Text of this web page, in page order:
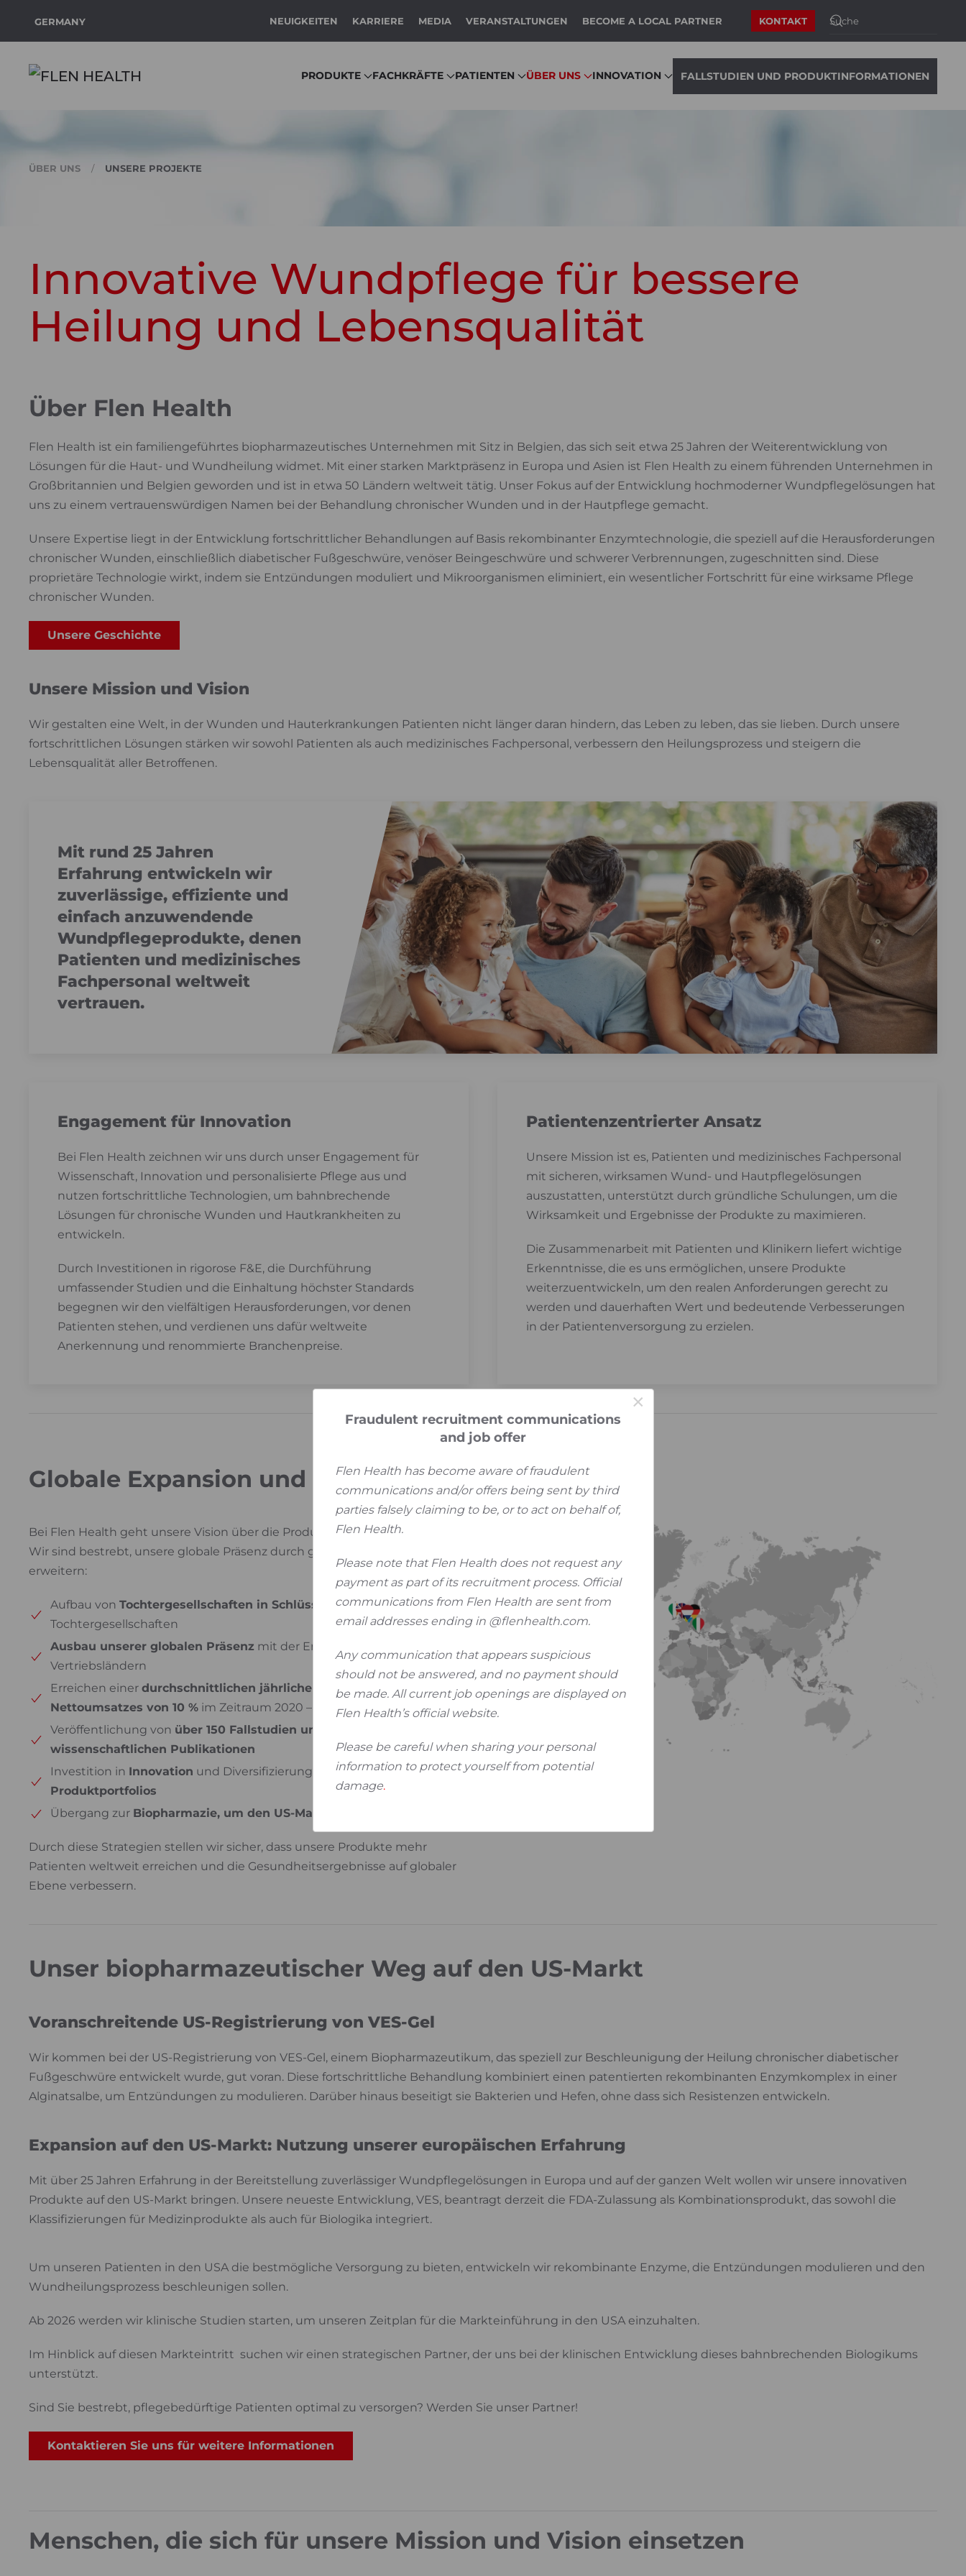
GERMANY NEUIGKEITEN KARRIERE MEDIA VERANSTALTUNGEN BECOME A LOCAL PARTNER KONTAKT
PRODUKTE FACHKRÄFTE PATIENTEN ÜBER UNS INNOVATION FALLSTUDIEN UND PRODUKTINFORMATIONEN
ÜBER UNS UNSERE PROJEKTE
Innovative Wundpflege für bessere
Heilung und Lebensqualität
Über Flen Health
Flen Health ist ein familiengeführtes biopharmazeutisches Unternehmen mit Sitz in Belgien, das sich seit etwa 25 Jahren der Weiterentwicklung von
Lösungen für die Haut- und Wundheilung widmet. Mit einer starken Marktpräsenz in Europa und Asien ist Flen Health zu einem führenden Unternehmen in
Großbritannien und Belgien geworden und ist in etwa 50 Ländern weltweit tätig. Unser Fokus auf der Entwicklung hochmoderner Wundpflegelösungen hat
uns zu einem vertrauenswürdigen Namen bei der Behandlung chronischer Wunden und in der Hautpflege gemacht.
Unsere Expertise liegt in der Entwicklung fortschrittlicher Behandlungen auf Basis rekombinanter Enzymtechnologie, die speziell auf die Herausforderungen
chronischer Wunden, einschließlich diabetischer Fußgeschwüre, venöser Beingeschwüre und schwerer Verbrennungen, zugeschnitten sind. Diese
proprietäre Technologie wirkt, indem sie Entzündungen moduliert und Mikroorganismen eliminiert, ein wesentlicher Fortschritt für eine wirksame Pflege
chronischer Wunden.
Unsere Geschichte
Unsere Mission und Vision
Wir gestalten eine Welt, in der Wunden und Hauterkrankungen Patienten nicht länger daran hindern, das Leben zu leben, das sie lieben. Durch unsere
fortschrittlichen Lösungen stärken wir sowohl Patienten als auch medizinisches Fachpersonal, verbessern den Heilungsprozess und steigern die
Lebensqualität aller Betroffenen.
Mit rund 25 Jahren
Erfahrung entwickeln wir
zuverlässige, effiziente und
einfach anzuwendende
Wundpflegeprodukte, denen
Patienten und medizinisches
Fachpersonal weltweit
vertrauen.
Engagement für Innovation
Bei Flen Health zeichnen wir uns durch unser Engagement für
Wissenschaft, Innovation und personalisierte Pflege aus und
nutzen fortschrittliche Technologien, um bahnbrechende
Lösungen für chronische Wunden und Hautkrankheiten zu
entwickeln.
Durch Investitionen in rigorose F&E, die Durchführung
umfassender Studien und die Einhaltung höchster Standards
begegnen wir den vielfältigen Herausforderungen, vor denen
Patienten stehen, und verdienen uns dafür weltweite
Anerkennung und renommierte Branchenpreise.
Patientenzentrierter Ansatz
Unsere Mission ist es, Patienten und medizinisches Fachpersonal
mit sicheren, wirksamen Wund- und Hautpflegelösungen
auszustatten, unterstützt durch gründliche Schulungen, um die
Wirksamkeit und Ergebnisse der Produkte zu maximieren.
Die Zusammenarbeit mit Patienten und Klinikern liefert wichtige
Erkenntnisse, die es uns ermöglichen, unsere Produkte
weiterzuentwickeln, um den realen Anforderungen gerecht zu
werden und dauerhaften Wert und bedeutende Verbesserungen
in der Patientenversorgung zu erzielen.
Globale Expansion und strategisches Wachstum
Bei Flen Health geht unsere Vision über die Produktentwicklung hinaus.
Wir sind bestrebt, unsere globale Präsenz durch gezielte Initiativen zu
erweitern:
Aufbau von Tochtergesellschaften in Schlüsselmärktenmit 7
Tochtergesellschaften
Ausbau unserer globalen Präsenz mit der Erschließung von 44
Vertriebsländern
Erreichen einer durchschnittlichen jährlichen Wachstumsrate des
Nettoumsatzes von 10 % im Zeitraum 2020 – 2023
Veröffentlichung von über 150 Fallstudien und über 50
wissenschaftlichen Publikationen
Investition in Innovation und Diversifizierung unseres
Produktportfolios
Übergang zur Biopharmazie, um den US-Markt zu erschließen
Durch diese Strategien stellen wir sicher, dass unsere Produkte mehr
Patienten weltweit erreichen und die Gesundheitsergebnisse auf globaler
Ebene verbessern.
Unser biopharmazeutischer Weg auf den US-Markt
Voranschreitende US-Registrierung von VES-Gel
Wir kommen bei der US-Registrierung von VES-Gel, einem Biopharmazeutikum, das speziell zur Beschleunigung der Heilung chronischer diabetischer
Fußgeschwüre entwickelt wurde, gut voran. Diese fortschrittliche Behandlung kombiniert einen patentierten rekombinanten Enzymkomplex in einer
Alginatsalbe, um Entzündungen zu modulieren. Darüber hinaus beseitigt sie Bakterien und Hefen, ohne dass sich Resistenzen entwickeln.
Expansion auf den US-Markt: Nutzung unserer europäischen Erfahrung
Mit über 25 Jahren Erfahrung in der Bereitstellung zuverlässiger Wundpflegelösungen in Europa und auf der ganzen Welt wollen wir unsere innovativen
Produkte auf den US-Markt bringen. Unsere neueste Entwicklung, VES, beantragt derzeit die FDA-Zulassung als Kombinationsprodukt, das sowohl die
Klassifizierungen für Medizinprodukte als auch für Biologika integriert.
Um unseren Patienten in den USA die bestmögliche Versorgung zu bieten, entwickeln wir rekombinante Enzyme, die Entzündungen modulieren und den
Wundheilungsprozess beschleunigen sollen.
Ab 2026 werden wir klinische Studien starten, um unseren Zeitplan für die Markteinführung in den USA einzuhalten.
Im Hinblick auf diesen Markteintritt suchen wir einen strategischen Partner, der uns bei der klinischen Entwicklung dieses bahnbrechenden Biologikums
unterstützt.
Sind Sie bestrebt, pflegebedürftige Patienten optimal zu versorgen? Werden Sie unser Partner!
Kontaktieren Sie uns für weitere Informationen
Menschen, die sich für unsere Mission und Vision einsetzen
×
Fraudulent recruitment communications
and job offer
Flen Health has become aware of fraudulent
communications and/or offers being sent by third
parties falsely claiming to be, or to act on behalf of,
Flen Health.
Please note that Flen Health does not request any
payment as part of its recruitment process. Official
communications from Flen Health are sent from
email addresses ending in @flenhealth.com.
Any communication that appears suspicious
should not be answered, and no payment should
be made. All current job openings are displayed on
Flen Health’s official website.
Please be careful when sharing your personal
information to protect yourself from potential
damage.